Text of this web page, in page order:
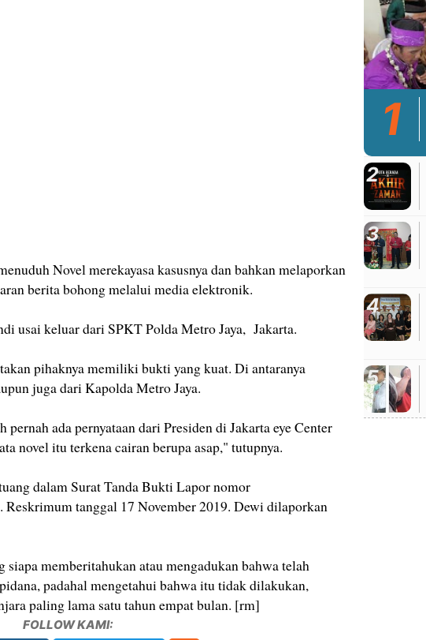
Novel merekayasa kasusnya dan bahkan melaporkan
berita bohong melalui media elektronik.
usai keluar dari SPKT Polda Metro Jaya, Jakarta.
pihaknya memiliki bukti yang kuat. Di antaranya
juga dari Kapolda Metro Jaya.
ada pernyataan dari Presiden di Jakarta eye Center
novel itu terkena cairan berupa asap," tutupnya.
dalam Surat Tanda Bukti Lapor nomor
tanggal 17 November 2019. Dewi dilaporkan
siapa memberitahukan atau mengadukan bahwa telah
padahal mengetahui bahwa itu tidak dilakukan,
paling lama satu tahun empat bulan. [rm]
FOLLOW KAMI: